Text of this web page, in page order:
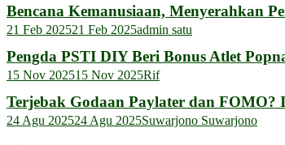
Bencana Kemanusiaan, Menyerahkan
21 Feb 202521 Feb 2025admin satu
Pengda PSTI DIY Beri Bonus Atlet
15 Nov 202515 Nov 2025Rif
Terjebak Godaan Paylater dan
24 Agu 202524 Agu 2025Suwarjono Suwarjono